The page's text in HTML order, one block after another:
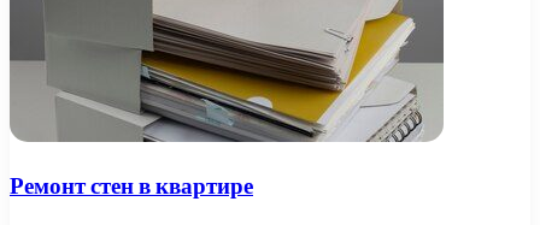
Ремонт стен в квартире